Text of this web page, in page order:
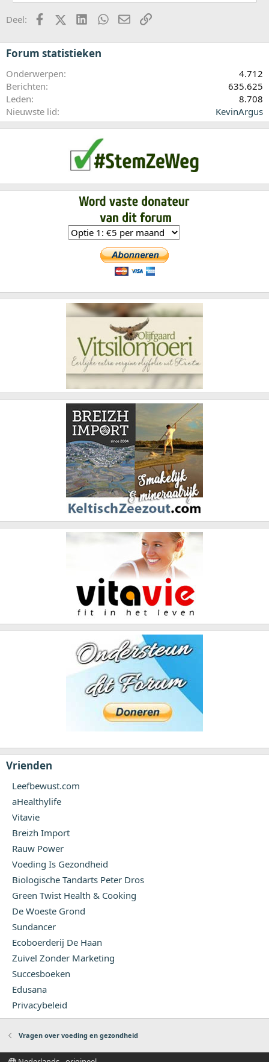
Deel: FacebookX (Twitter)LinkedInWhatsApp
E-mailkoppeling
Forum statistieken
Onderwerpen
4.712
Berichten
635.625
Leden
8.708
Nieuwste lid
KevinArgus
Vrienden
Leefbewust.com
aHealthylife
Vitavie
Breizh Import
Rauw Power
Voeding Is Gezondheid
Biologische Tandarts Peter Dros
Green Twist Health & Cooking
De Woeste Grond
Sundancer
Ecoboerderij De Haan
Zuivel Zonder Marketing
Succesboeken
Edusana
Privacybeleid
Vragen over voeding en gezondheid